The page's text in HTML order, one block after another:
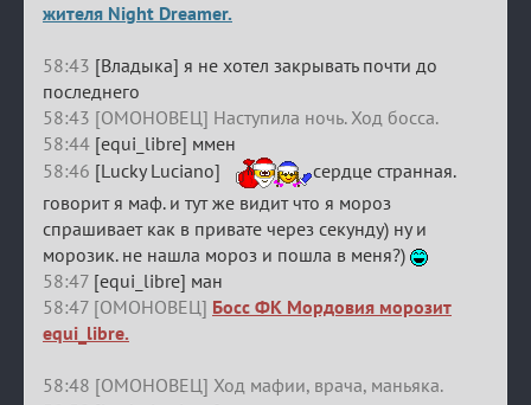
жителя Night Dreamer.
58:43 [Владыка] я не хотел закрывать почти до
последнего
58:43 [ОМОНОВЕЦ] Наступила ночь. Ход босса.
58:44 [equi_libre] ммен
58:46 [Lucky Luciano]
сердце странная.
говорит я маф. и тут же видит что я мороз
спрашивает как в привате через секунду) ну и
морозик. не нашла мороз и пошла в меня?)
58:47 [equi_libre] ман
58:47 [ОМОНОВЕЦ] Босс ФК Мордовия морозит
equi_libre.
58:48 [ОМОНОВЕЦ] Ход мафии, врача, маньяка.